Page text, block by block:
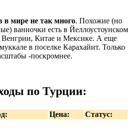
в мире не так много. Похожие (но
ванночки есть в Йеллоустоунском
Китае и Мексике. А еще
в поселке Карахайит. Только
-поскромнее.
по Турции:
Цена: Статус: